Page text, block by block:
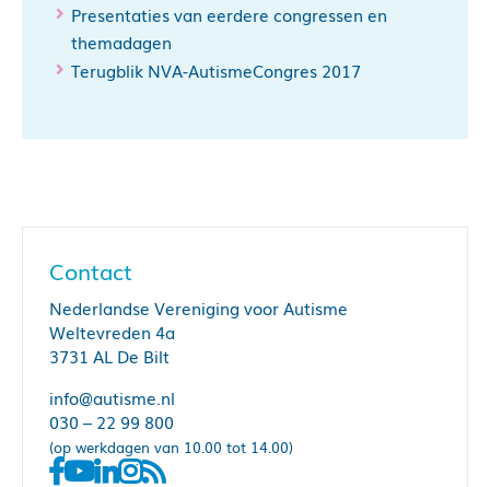
Presentaties van eerdere congressen en
themadagen
Terugblik NVA-AutismeCongres 2017
Contact
Nederlandse Vereniging voor Autisme
Weltevreden 4a
3731 AL De Bilt
info@autisme.nl
030 – 22 99 800
(op werkdagen van 10.00 tot 14.00)